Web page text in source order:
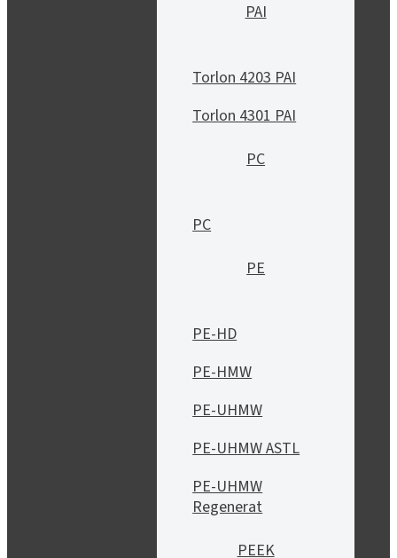
PAI
Torlon 4203 PAI
Torlon 4301 PAI
PC
PC
PE
PE-HD
PE-HMW
PE-UHMW
PE-UHMW ASTL
PE-UHMW
Regenerat
PEEK